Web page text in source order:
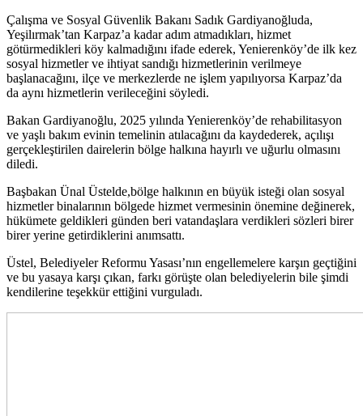
Çalışma ve Sosyal Güvenlik Bakanı Sadık Gardiyanoğluda,
Yeşilırmak’tan Karpaz’a kadar adım atmadıkları, hizmet
götürmedikleri köy kalmadığını ifade ederek, Yenierenköy’de ilk kez
sosyal hizmetler ve ihtiyat sandığı hizmetlerinin verilmeye
başlanacağını, ilçe ve merkezlerde ne işlem yapılıyorsa Karpaz’da
da aynı hizmetlerin verileceğini söyledi.
Bakan Gardiyanoğlu, 2025 yılında Yenierenköy’de rehabilitasyon
ve yaşlı bakım evinin temelinin atılacağını da kaydederek, açılışı
gerçekleştirilen dairelerin bölge halkına hayırlı ve uğurlu olmasını
diledi.
Başbakan Ünal Üstelde,bölge halkının en büyük isteği olan sosyal
hizmetler binalarının bölgede hizmet vermesinin önemine değinerek,
hükümete geldikleri günden beri vatandaşlara verdikleri sözleri birer
birer yerine getirdiklerini anımsattı.
Üstel, Belediyeler Reformu Yasası’nın engellemelere karşın geçtiğini
ve bu yasaya karşı çıkan, farkı görüşte olan belediyelerin bile şimdi
kendilerine teşekkür ettiğini vurguladı.